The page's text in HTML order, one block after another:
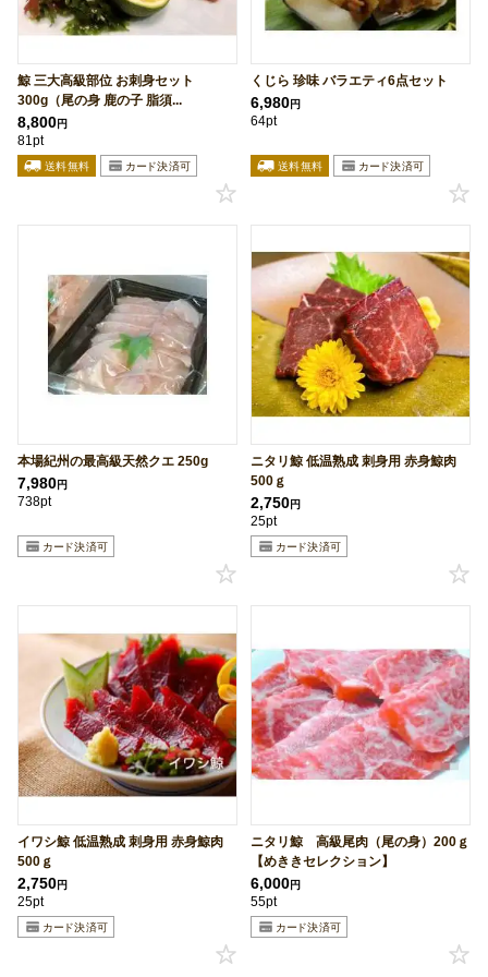
鯨 三大高級部位 お刺身セット
300g（尾の身 鹿の子 脂須...
8,800円
81pt
くじら 珍味 バラエティ6点セット
6,980円
64pt
本場紀州の最高級天然クエ 250g
7,980円
738pt
ニタリ鯨 低温熟成 刺身用 赤身鯨肉
500ｇ
2,750円
25pt
イワシ鯨 低温熟成 刺身用 赤身鯨肉
500ｇ
2,750円
25pt
ニタリ鯨 高級尾肉（尾の身）200ｇ
【めききセレクション】
6,000円
55pt